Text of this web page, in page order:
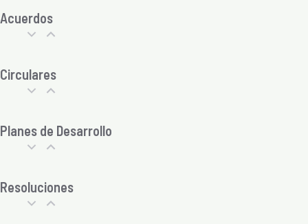
Acuerdos
Circulares
Planes de Desarrollo
Resoluciones